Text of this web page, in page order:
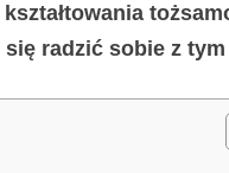
radzić sobie z